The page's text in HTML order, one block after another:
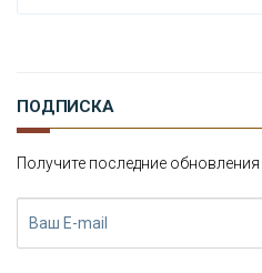
ПОДПИСКА
Получите последние